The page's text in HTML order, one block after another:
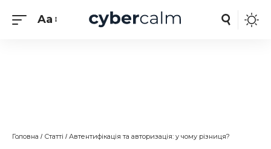
Aa
Головна / Статті / Автентифікація та авторизація: у чому різниця?